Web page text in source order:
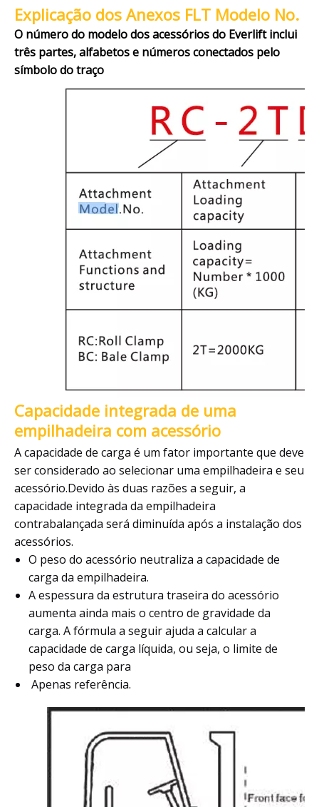
Explicação dos Anexos FLT Modelo No.
O número do modelo dos acessórios do Everlift inclui
três partes, alfabetos e números conectados pelo
símbolo do traço
Capacidade integrada de uma
empilhadeira com acessório
A capacidade de carga é um fator importante que deve
ser considerado ao selecionar uma empilhadeira e seu
acessório.Devido às duas razões a seguir, a
capacidade integrada da empilhadeira
contrabalançada será diminuída após a instalação dos
acessórios.
O peso do acessório neutraliza a capacidade de
carga da empilhadeira.
A espessura da estrutura traseira do acessório
aumenta ainda mais o centro de gravidade da
carga. A fórmula a seguir ajuda a calcular a
capacidade de carga líquida, ou seja, o limite de
peso da carga para
Apenas referência.